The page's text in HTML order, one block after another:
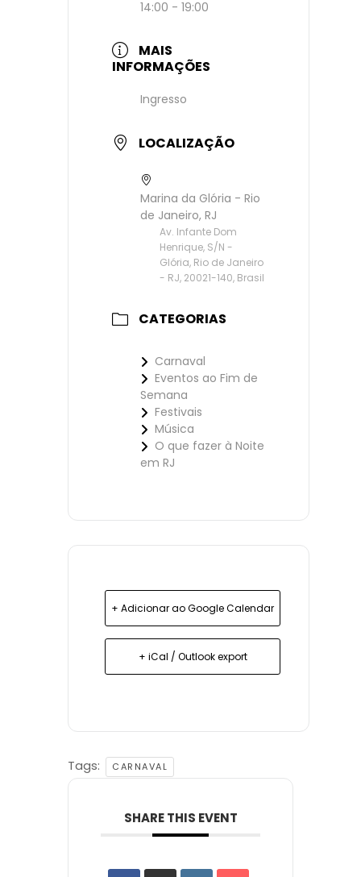
14:00 - 19:00
MAIS
INFORMAÇÕES
Ingresso
LOCALIZAÇÃO
Marina da Glória - Rio
de Janeiro, RJ
Av. Infante Dom
Henrique, S/N -
Glória, Rio de Janeiro
- RJ, 20021-140, Brasil
CATEGORIAS
Carnaval
Eventos ao Fim de
Semana
Festivais
Música
O que fazer à Noite
em RJ
+ Adicionar ao Google Calendar
+ iCal / Outlook export
Tags: CARNAVAL
SHARE THIS EVENT